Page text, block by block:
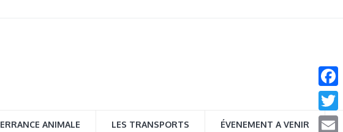
ERRANCE ANIMALE LES TRANSPORTS ÉVENEMENT A VENIR